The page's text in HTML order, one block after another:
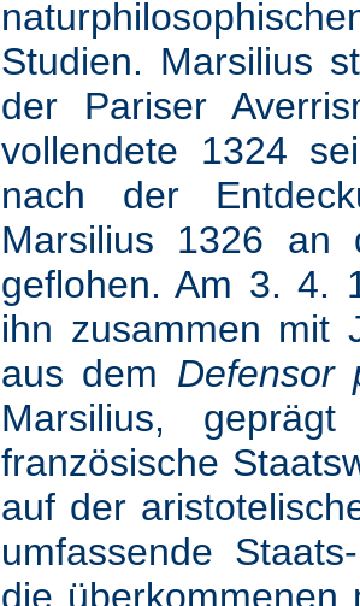
Studien. Marsilius
der Pariser
vollendete 1324
nach der
Marsilius 1326 an
geflohen. Am 3. 4.
ihn zusammen mit
aus dem Defensor
Marsilius,
französische
auf der
umfassende
die